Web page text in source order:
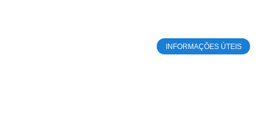
INFORMAÇÕES ÚTEIS